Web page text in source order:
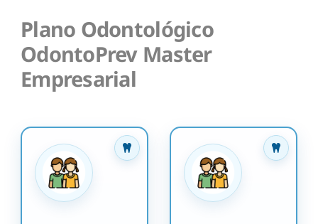
Plano Odontológico
OdontoPrev Master
Empresarial